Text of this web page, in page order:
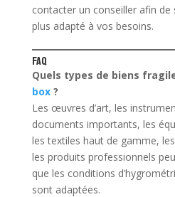
contacter un conseiller afin de
plus adapté à vos besoins.
FAQ
Quels types de biens
box?
Les œuvres d’art, les
documents importants, les
les textiles haut de gamme,
les produits professionnels
que les conditions
sont adaptées.